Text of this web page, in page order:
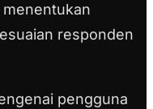
responden
pengguna